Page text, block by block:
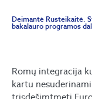
Deimantė Rusteikaitė.
bakalauro programos
Romų integracija
kartu